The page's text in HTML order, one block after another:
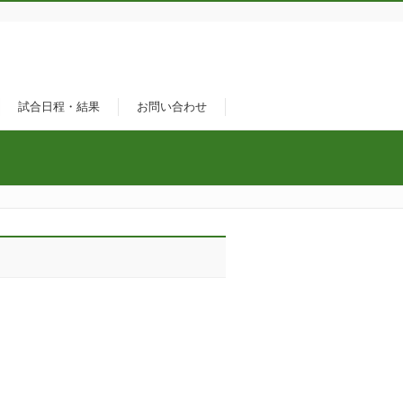
試合日程・結果 お問い合わせ